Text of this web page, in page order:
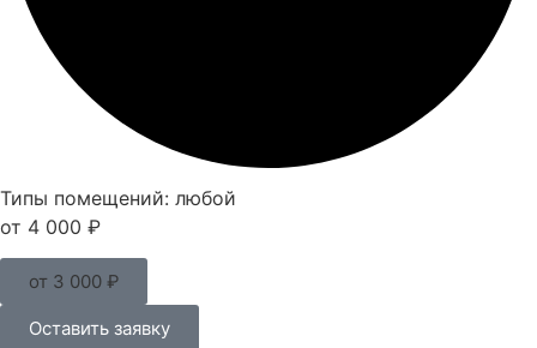
Типы помещений: любой
от 4 000 ₽
от 3 000 ₽
Оставить заявку